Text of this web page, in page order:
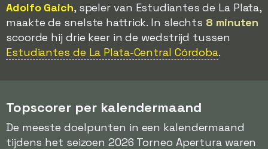
Adolfo Gaich, speler van Estudiantes de La Plata,
maakte de snelste hattrick. In slechts 8 minuten
scoorde hij drie keer in de wedstrijd tussen
Estudiantes de La Plata-Central Córdoba.
Topscorer per kalendermaand
De meeste doelpunten in een kalendermaand
tijdens het seizoen 2026 Torneo Apertura waren